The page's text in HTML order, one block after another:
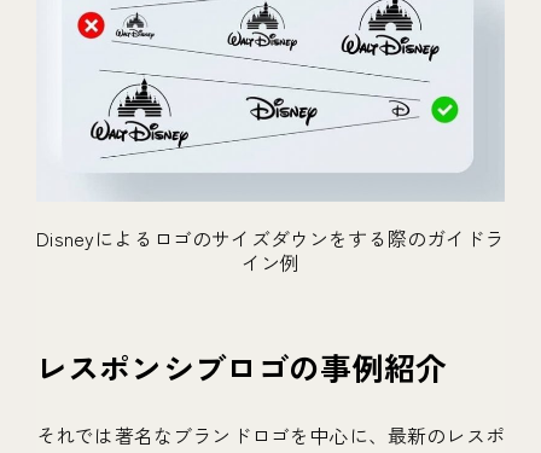
Disneyによるロゴのサイズダウンをする際のガイドラ
イン例
レスポンシブロゴの事例紹介
それでは著名なブランドロゴを中心に、最新のレスポ